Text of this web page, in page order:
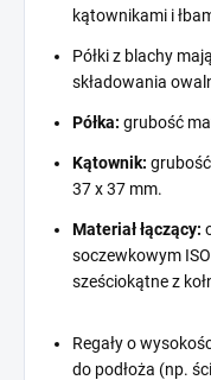
kątownikami i
Półki z blachy
składowania
Półka: grubość
Kątownik:
37 x 37 mm.
Materiał łączący:
soczewkowym
sześciokątne z
Regały o
do podłoża (np.